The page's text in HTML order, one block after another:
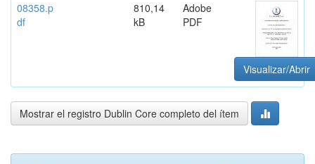
08358.p
df
810,14
kB
Adobe
PDF
Visualizar/Abrir
Mostrar el registro Dublin Core completo del ítem